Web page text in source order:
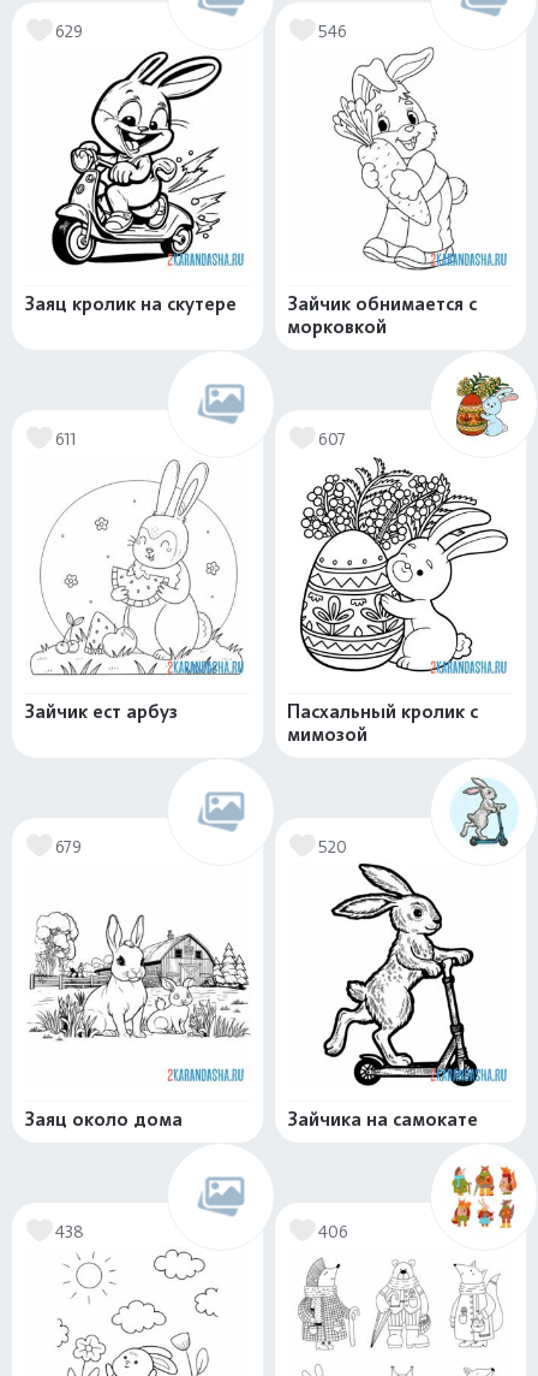
629
Заяц кролик на скутере
546
Зайчик обнимается с
морковкой
611
Зайчик ест арбуз
607
Пасхальный кролик с
мимозой
679
Заяц около дома
520
Зайчика на самокате
438 406